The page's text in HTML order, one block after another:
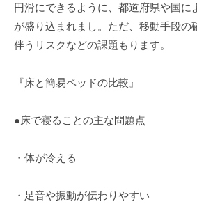
円滑にできるように、都道府県や国に
が盛り込まれまし。ただ、移動手段の
伴うリスクなどの課題もります。
『床と簡易ベッドの比較』
●床で寝ることの主な問題点
・体が冷える
・足音や振動が伝わりやすい